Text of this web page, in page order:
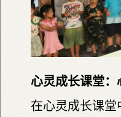
心灵成长课堂：
在心灵成长课堂